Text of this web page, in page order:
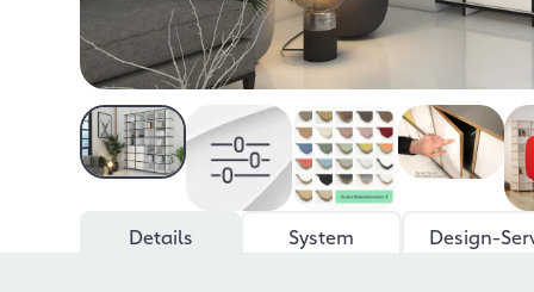
Details System Design-